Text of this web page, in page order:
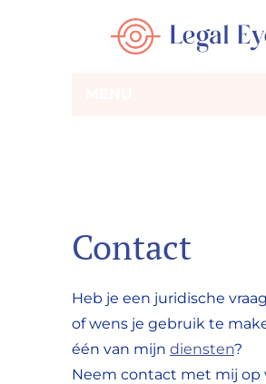
Contact
Heb je een juridische
of wens je gebruik te
één van mijn diensten?
Neem contact met mij op